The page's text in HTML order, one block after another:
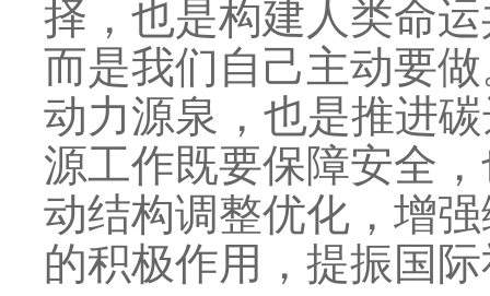
择，也是构建人类命
而是我们自己主动要
动力源泉，也是推进
源工作既要保障安全
动结构调整优化，增
的积极作用，提振国